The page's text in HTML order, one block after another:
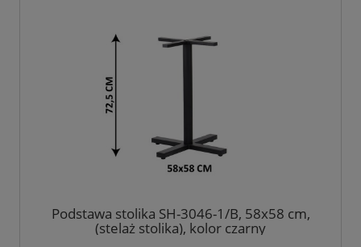
Podstawa stolika SH-3046-1/B, 58x58 cm,
(stelaż stolika), kolor czarny